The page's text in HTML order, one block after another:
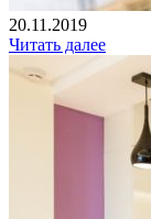
20.11.2019
Читать далее